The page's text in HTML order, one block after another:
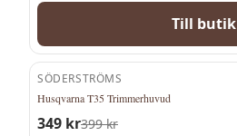
Till butik
-13%
SÖDERSTRÖMS
Husqvarna T35 Trimmerhuvud
349 kr399kr